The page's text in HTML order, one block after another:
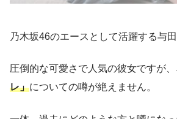
乃木坂46のエースとして活躍する与田
圧倒的な可愛さで人気の彼女ですが
レ」についての噂が絶えません。